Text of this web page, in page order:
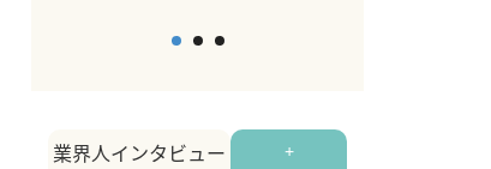
業界人インタビュー +